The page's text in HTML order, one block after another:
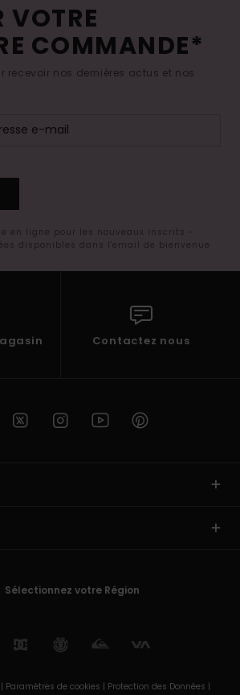
VOTRE
COMMANDE*
recevoir nos dernières actus et nos
en ligne pour les nouveaux inscrits -
disponibles dans l'email de bienvenue
Contactez nous
Sélectionnez votre Région
Paramètres de cookies | Protection des Données |